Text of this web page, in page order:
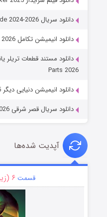
دانلود سریال One Hundred Years of Solitude 2024-2026
دانلود انیمیشن تکامل Evolution 2026
Parts 2026
دانلود انیمیشن دنیایی دیگر Another World 2025
دانلود سریال قصر شرقی The East Palace 2026
آپدیت شده‌ها
قسمت ۶ (زیرنویس)